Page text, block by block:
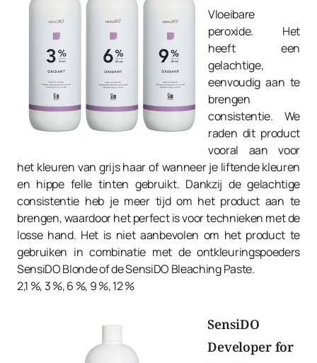
Vloeibare
peroxide. Het
heeft een
gelachtige,
eenvoudig aan te
brengen
consistentie. We
raden dit product
vooral aan voor
het kleuren van grijs haar of wanneer je liftende kleuren
en hippe felle tinten gebruikt. Dankzij de gelachtige
consistentie heb je meer tijd om het product aan te
brengen, waardoor het perfect is voor technieken met de
losse hand. Het is niet aanbevolen om het product te
gebruiken in combinatie met de ontkleuringspoeders
SensiDO Blonde of de SensiDO Bleaching Paste.
2,1 %, 3 %, 6 %, 9 %, 12 %
SensiDO
Developer for